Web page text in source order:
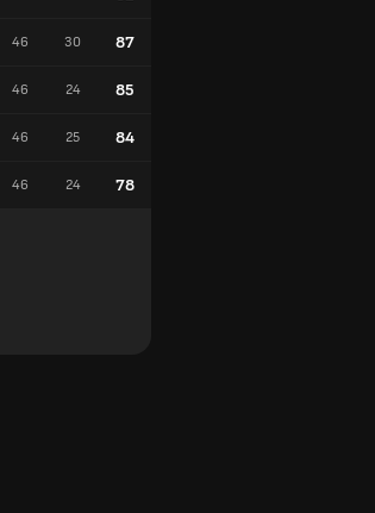
46 30 87
46 24 85
46 25 84
46 24 78